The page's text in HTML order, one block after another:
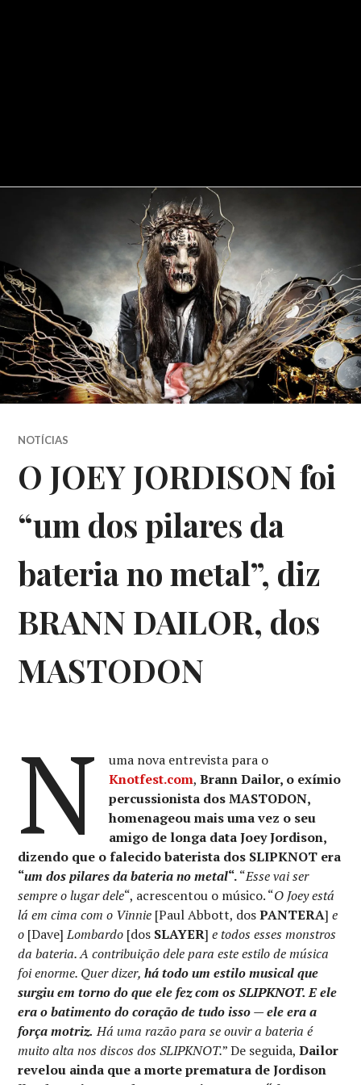
NOTÍCIAS
O JOEY JORDISON foi
“um dos pilares da
bateria no metal”, diz
BRANN DAILOR, dos
MASTODON
N
uma nova entrevista para o
Knotfest.com, Brann Dailor, o exímio
percussionista dos MASTODON,
homenageou mais uma vez o seu
amigo de longa data Joey Jordison,
dizendo que o falecido baterista dos SLIPKNOT era
“um dos pilares da bateria no metal“.“Esse vai ser
sempre o lugar dele“, acrescentou o músico. “O Joey está
lá em cima com o Vinnie [Paul Abbott, dosPANTERA]e
o [Dave]Lombardo [dos SLAYER]e todos esses monstros
da bateria. A contribuição dele para este estilo de música
foi enorme. Quer dizer,há todo um estilo musical que
surgiu em torno do que ele fez com os SLIPKNOT. E ele
era o batimento do coração de tudo isso — ele era a
força motriz. Há uma razão para se ouvir a bateria é
muito alta nos discos dos SLIPKNOT.” De seguida,Dailor
revelou ainda que a morte prematura de Jordison